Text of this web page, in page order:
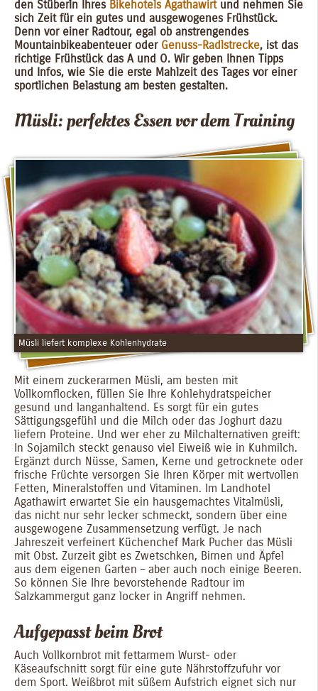
den Stüberln Ihres Bikehotels Agathawirtund nehmen Sie
sich Zeit für ein gutes und ausgewogenes Frühstück.
Denn vor einer Radtour, egal ob anstrengendes
Mountainbikeabenteuer oder Genuss-Radlstrecke, ist das
richtige Frühstück das A und O. Wir geben Ihnen Tipps
und Infos, wie Sie die erste Mahlzeit des Tages vor einer
sportlichen Belastung am besten gestalten.
Müsli: perfektes Essen vor dem Training
Müsli liefert komplexe Kohlenhydrate
Mit einem zuckerarmen Müsli, am besten mit
Vollkornflocken, füllen Sie Ihre Kohlehydratspeicher
gesund und langanhaltend. Es sorgt für ein gutes
Sättigungsgefühl und die Milch oder das Joghurt dazu
liefern Proteine. Und wer eher zu Milchalternativen greift:
In Sojamilch steckt genauso viel Eiweiß wie in Kuhmilch.
Ergänzt durch Nüsse, Samen, Kerne und getrocknete oder
frische Früchte versorgen Sie Ihren Körper mit wertvollen
Fetten, Mineralstoffen und Vitaminen. Im Landhotel
Agathawirt erwartet Sie ein hausgemachtes Vitalmüsli,
das nicht nur sehr lecker schmeckt, sondern über eine
ausgewogene Zusammensetzung verfügt. Je nach
Jahreszeit verfeinert Küchenchef Mark Pucher das Müsli
mit Obst. Zurzeit gibt es Zwetschken, Birnen und Äpfel
aus dem eigenen Garten – aber auch noch einige Beeren.
So können Sie Ihre bevorstehende Radtour im
Salzkammergut ganz locker in Angriff nehmen.
Aufgepasst beim Brot
Auch Vollkornbrot mit fettarmem Wurst- oder
Käseaufschnitt sorgt für eine gute Nährstoffzufuhr vor
dem Sport. Weißbrot mit süßem Aufstrich eignet sich nur